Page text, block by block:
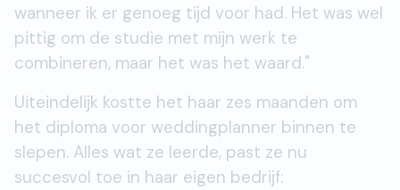
wanneer ik er genoeg tijd voor had. Het was wel
pittig om de studie met mijn werk te
combineren, maar het was het waard."
Uiteindelijk kostte het haar zes maanden om
het diploma voor weddingplanner binnen te
slepen. Alles wat ze leerde, past ze nu
succesvol toe in haar eigen bedrijf: